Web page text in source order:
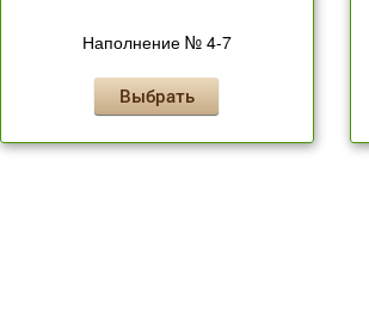
Наполнение № 4-7
Выбрать